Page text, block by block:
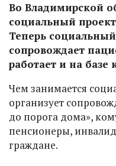
Во Владимирской
социальный
Теперь
сопровождает
работает и на
Чем занимается
организует
до порога дома»,
пенсионеры,
граждане.